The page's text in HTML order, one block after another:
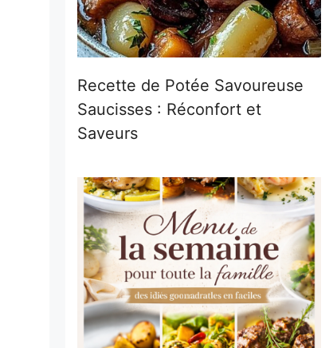
Recette de Potée Savoureuse
Saucisses : Réconfort et
Saveurs